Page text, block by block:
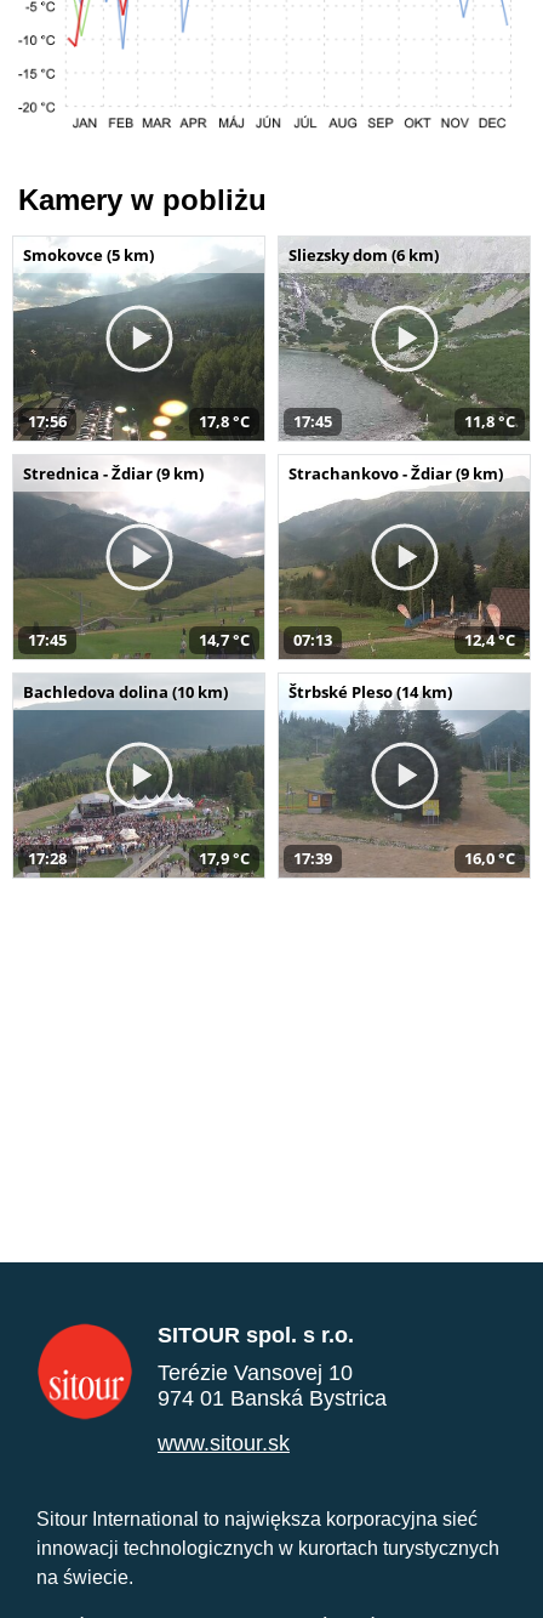
Kamery w pobliżu
Smokovce (5 km)
17:56 17,8 °C
Sliezsky dom (6 km)
17:45 11,8 °C
Strednica - Ždiar (9 km)
17:45 14,7 °C
Strachankovo - Ždiar (9 km)
07:13 12,4 °C
Bachledova dolina (10 km)
17:28 17,9 °C
Štrbské Pleso (14 km)
17:39 16,0 °C
SITOUR spol. s r.o.
Terézie Vansovej 10
974 01 Banská Bystrica
www.sitour.sk
Sitour International to największa korporacyjna sieć
innowacji technologicznych w kurortach turystycznych
na świecie.